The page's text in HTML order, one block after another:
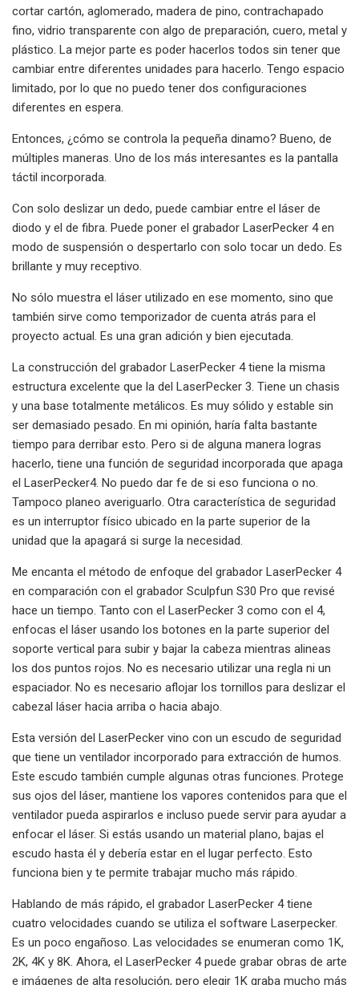
cortar cartón, aglomerado, madera de pino, contrachapado
fino, vidrio transparente con algo de preparación, cuero, metal y
plástico. La mejor parte es poder hacerlos todos sin tener que
cambiar entre diferentes unidades para hacerlo. Tengo espacio
limitado, por lo que no puedo tener dos configuraciones
diferentes en espera.
Entonces, ¿cómo se controla la pequeña dinamo? Bueno, de
múltiples maneras. Uno de los más interesantes es la pantalla
táctil incorporada.
Con solo deslizar un dedo, puede cambiar entre el láser de
diodo y el de fibra. Puede poner el grabador LaserPecker 4 en
modo de suspensión o despertarlo con solo tocar un dedo. Es
brillante y muy receptivo.
No sólo muestra el láser utilizado en ese momento, sino que
también sirve como temporizador de cuenta atrás para el
proyecto actual. Es una gran adición y bien ejecutada.
La construcción del grabador LaserPecker 4 tiene la misma
estructura excelente que la del LaserPecker 3. Tiene un chasis
y una base totalmente metálicos. Es muy sólido y estable sin
ser demasiado pesado. En mi opinión, haría falta bastante
tiempo para derribar esto. Pero si de alguna manera logras
hacerlo, tiene una función de seguridad incorporada que apaga
el LaserPecker4. No puedo dar fe de si eso funciona o no.
Tampoco planeo averiguarlo. Otra característica de seguridad
es un interruptor físico ubicado en la parte superior de la
unidad que la apagará si surge la necesidad.
Me encanta el método de enfoque del grabador LaserPecker 4
en comparación con el grabador Sculpfun S30 Pro que revisé
hace un tiempo. Tanto con el LaserPecker 3 como con el 4,
enfocas el láser usando los botones en la parte superior del
soporte vertical para subir y bajar la cabeza mientras alineas
los dos puntos rojos. No es necesario utilizar una regla ni un
espaciador. No es necesario aflojar los tornillos para deslizar el
cabezal láser hacia arriba o hacia abajo.
Esta versión del LaserPecker vino con un escudo de seguridad
que tiene un ventilador incorporado para extracción de humos.
Este escudo también cumple algunas otras funciones. Protege
sus ojos del láser, mantiene los vapores contenidos para que el
ventilador pueda aspirarlos e incluso puede servir para ayudar a
enfocar el láser. Si estás usando un material plano, bajas el
escudo hasta él y debería estar en el lugar perfecto. Esto
funciona bien y te permite trabajar mucho más rápido.
Hablando de más rápido, el grabador LaserPecker 4 tiene
cuatro velocidades cuando se utiliza el software Laserpecker.
Es un poco engañoso. Las velocidades se enumeran como 1K,
2K, 4K y 8K. Ahora, el LaserPecker 4 puede grabar obras de arte
e imágenes de alta resolución, pero elegir 1K graba mucho más